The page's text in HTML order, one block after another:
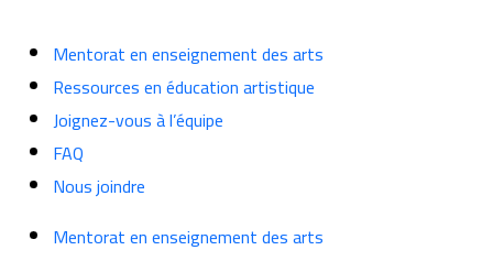
Mentorat en enseignement des arts
Ressources en éducation artistique
Joignez-vous à l’équipe
FAQ
Nous joindre
Mentorat en enseignement des arts